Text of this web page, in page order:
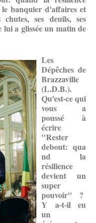
banquier d'affaires et
ses deuils, ses
a glissée un matin de
Les
Dépêches de
Brazzaville
(L.D.B.).
Qu'est-ce qui
vous a
poussé à
écrire
"Rester
debout: qua
nd la
résilience
devient un
super
pouvoir" ?
Y a-t-il eu
un